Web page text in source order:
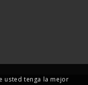
usted tenga la mejor